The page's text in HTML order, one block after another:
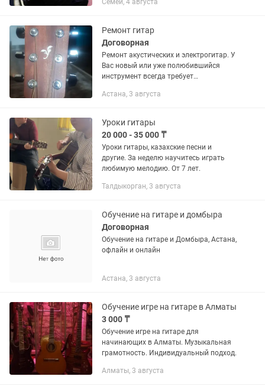
Семей, 4 августа
Ремонт гитар
Договорная
Ремонт акустических и электрогитар. У
Вас новый или уже полюбившийся
инструмент всегда требует
если случилась беда с Вашим
он...
Астана, 3 августа
Уроки гитары
20 000 - 35 000 ₸
Уроки гитары, казахские песни и
другие. За неделю научитесь играть
любимую мелодию. От 7 лет.
Талдыкорган, 3 августа
Обучение на гитаре и домбыра
Договорная
Обучение на гитаре и Домбыра, Астана,
офлайн и онлайн
Астана, 3 августа
Обучение игре на гитаре в Алматы
3 000 ₸
Обучение игре на гитаре для
начинающих в Алматы. Музыкальная
грамотность. Индивидуальный подход.
Алматы, 3 августа